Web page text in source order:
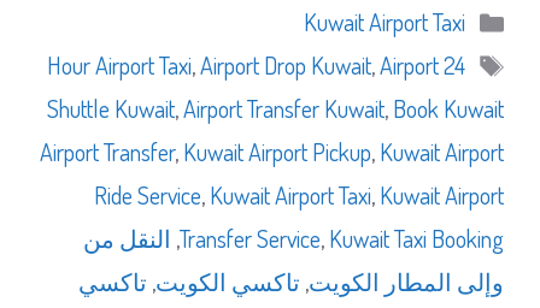
التصنيفات
Kuwait Airport Taxi
الوسوم
24 Hour Airport Taxi
,Airport Drop Kuwait,Airport
Shuttle Kuwait,Airport Transfer Kuwait,Book Kuwait
Airport Transfer,Kuwait Airport Pickup,Kuwait Airport
Ride Service,Kuwait Airport Taxi,Kuwait Airport
Transfer Service,Kuwait Taxi Booking
, النقل من
وإلى المطار الكويت, تاكسي الكويت, تاكسي